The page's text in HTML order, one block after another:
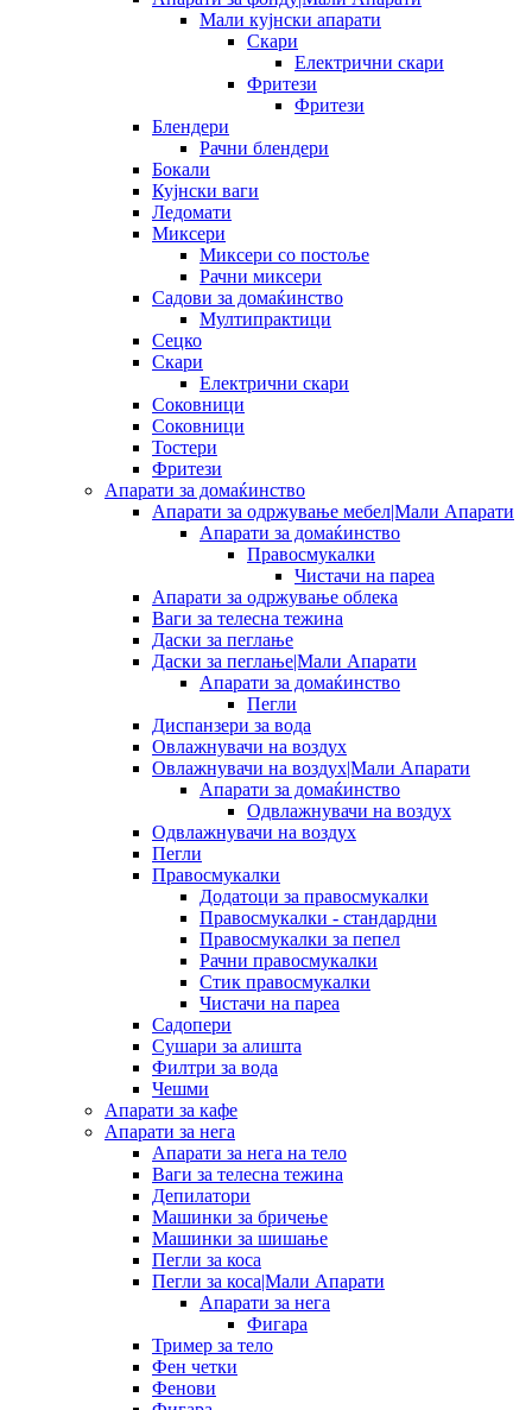
Мали кујнски апарати
Скари
Електрични скари
Фритези
Фритези
Блендери
Рачни блендери
Бокали
Кујнски ваги
Ледомати
Миксери
Миксери со постоље
Рачни миксери
Садови за домаќинство
Мултипрактици
Сецко
Скари
Електрични скари
Соковници
Соковници
Тостери
Фритези
Апарати за домаќинство
Апарати за одржување мебел|Мали Апарати
Апарати за домаќинство
Правосмукалки
Чистачи на пареа
Апарати за одржување облека
Ваги за телесна тежина
Даски за пеглање
Даски за пеглање|Мали Апарати
Апарати за домаќинство
Пегли
Диспанзери за вода
Овлажнувачи на воздух
Овлажнувачи на воздух|Мали Апарати
Апарати за домаќинство
Одвлажнувачи на воздух
Одвлажнувачи на воздух
Пегли
Правосмукалки
Додатоци за правосмукалки
Правосмукалки - стандардни
Правосмукалки за пепел
Рачни правосмукалки
Стик правосмукалки
Чистачи на пареа
Садопери
Сушари за алишта
Филтри за вода
Чешми
Апарати за кафе
Апарати за нега
Апарати за нега на тело
Ваги за телесна тежина
Депилатори
Машинки за бричење
Машинки за шишање
Пегли за коса
Пегли за коса|Мали Апарати
Апарати за нега
Фигара
Тример за тело
Фен четки
Фенови